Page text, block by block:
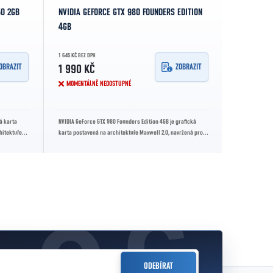
2GB
karta
NVIDIA GEFORCE GTX 980 FOUNDERS EDITION
4GB
1 645 KČ BEZ DPH
1 990 KČ
MOMENTÁLNĚ NEDOSTUPNÉ
ZOBRAZIT
NVIDIA GeForce GTX 980 Founders Edition 4GB je grafická
karta postavená na architektuře Maxwell 2.0, navržená pro
ODEBÍRAT